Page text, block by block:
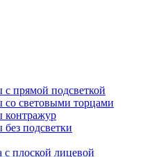
прямой подсветкой
световыми торцами
контражур
подсветки
с плоской лицевой